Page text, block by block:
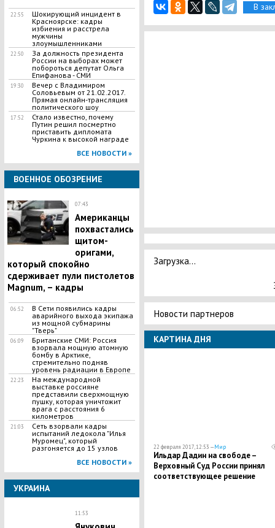
22:55
​Шокирующий инцидент в
Красноярске: кадры
избиения и расстрела
мужчины
злоумышленниками
22:50
За должность президента
России на выборах может
побороться депутат Ольга
Епифанова - СМИ
19:30
Вечер с Владимиром
Соловьевым от 21.02.2017.
Прямая онлайн-трансляция
политического шоу
17:52
Стало известно, почему
Путин решил посмертно
приставить дипломата
Чуркина к высокой награде
ВСЕ НОВОСТИ »
ВОЕННОЕ ОБОЗРЕНИЕ
07:43
Американцы
похвастались
щитом-
оригами,
который спокойно
сдерживает пули пистолетов
Magnum, – кадры
06:52
В Сети появились кадры
аварийного выхода экипажа
из мощной субмарины
"Тверь"
06:09
Британские СМИ: Россия
взорвала мощную атомную
бомбу в Арктике,
стремительно подняв
уровень радиации в Европе
22:23
На международной
выставке россияне
представили сверхмощную
пушку, которая уничтожит
врага с расстояния 6
километров
21:03
Сеть взорвали кадры
испытаний ледокола "Илья
Муромец", который
разгоняется до 15 узлов
ВСЕ НОВОСТИ »
УКРАИНА
11:53
В
Загрузка...
Новости партнеров
КАРТИНА ДНЯ
22 февраля 2017, 12:53 —Мир
Ильдар Дадин на свободе –
Верховный Суд России принял
соответствующее решение